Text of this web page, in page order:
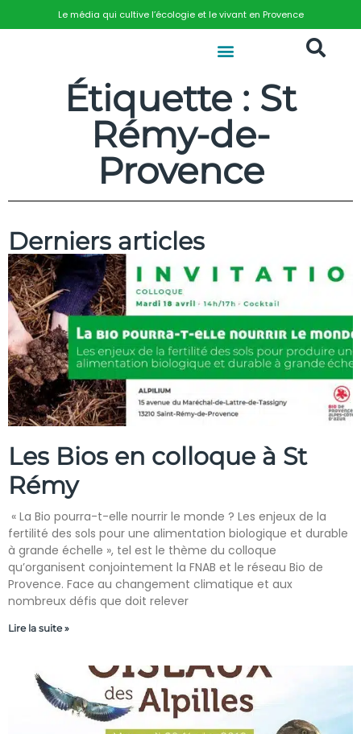
Le média qui cultive l’écologie et le vivant en Provence
Étiquette : St
Rémy-de-
Provence
Derniers articles
Les Bios en colloque à St
Rémy
« La Bio pourra-t-elle nourrir le monde ? Les enjeux de la
fertilité des sols pour une alimentation biologique et durable
à grande échelle », tel est le thème du colloque
qu’organisent conjointement la FNAB et le réseau Bio de
Provence. Face au changement climatique et aux
nombreux défis que doit relever
Lire la suite »